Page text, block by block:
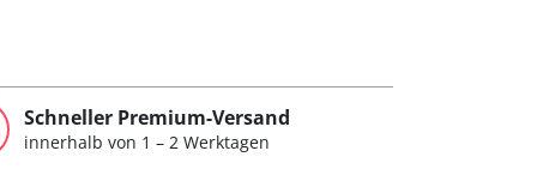
Schneller Premium-Versand
innerhalb von 1 – 2 Werktagen